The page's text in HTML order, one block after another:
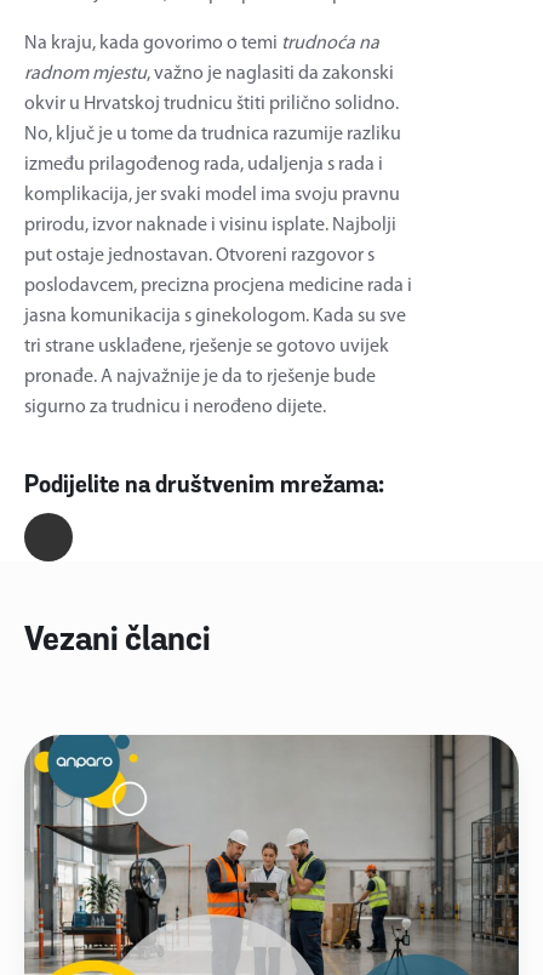
Na kraju, kada govorimo o temi trudnoća na
radnom mjestu, važno je naglasiti da zakonski
okvir u Hrvatskoj trudnicu štiti prilično solidno.
No, ključ je u tome da trudnica razumije razliku
između prilagođenog rada, udaljenja s rada i
komplikacija, jer svaki model ima svoju pravnu
prirodu, izvor naknade i visinu isplate. Najbolji
put ostaje jednostavan. Otvoreni razgovor s
poslodavcem, precizna procjena medicine rada i
jasna komunikacija s ginekologom. Kada su sve
tri strane usklađene, rješenje se gotovo uvijek
pronađe. A najvažnije je da to rješenje bude
sigurno za trudnicu i nerođeno dijete.
Podijelite na društvenim mrežama:
Vezani članci